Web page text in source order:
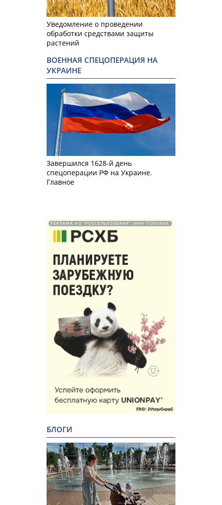
Уведомление о проведении
обработки средствами защиты
растений
ВОЕННАЯ СПЕЦОПЕРАЦИЯ НА
УКРАИНЕ
Завершился 1628-й день
спецоперации РФ на Украине.
Главное
РЕКЛАМА АО "РОССЕЛЬХОЗБАНК". ИНН 772511448.
БЛОГИ